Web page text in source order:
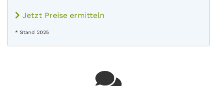
Jetzt Preise ermitteln
* Stand 2025